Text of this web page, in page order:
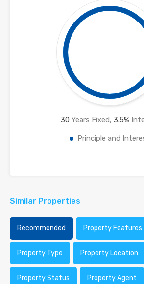
30 Years Fixed, 3.5%
Principle and
Similar Properties
Recommended Property Features
Property Type Property Location
Property Status Property Agent